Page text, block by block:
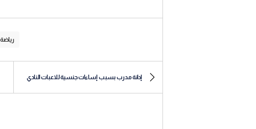
رياضة
إدانة مدرب بسبب إساءات جنسية للاعبات النادي